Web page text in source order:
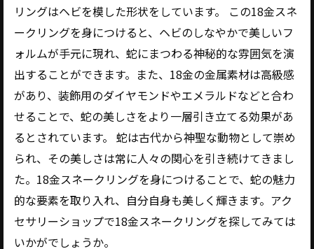
リングはヘビを模した形状をしています。 この18金スネ
ークリングを身につけると、ヘビのしなやかで美しいフ
ォルムが手元に現れ、蛇にまつわる神秘的な雰囲気を演
出することができます。また、18金の金属素材は高級感
があり、装飾用のダイヤモンドやエメラルドなどと合わ
せることで、蛇の美しさをより一層引き立てる効果があ
るとされています。 蛇は古代から神聖な動物として崇め
られ、その美しさは常に人々の関心を引き続けてきまし
た。18金スネークリングを身につけることで、蛇の魅力
的な要素を取り入れ、自分自身も美しく輝きます。アク
セサリーショップで18金スネークリングを探してみては
いかがでしょうか。